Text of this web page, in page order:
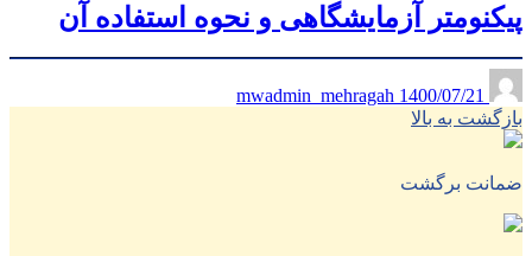
پیکنومتر آزمایشگاهی و نحوه استفاده آن
1400/07/21
بازگشت به بالا
ضمانت برگشت